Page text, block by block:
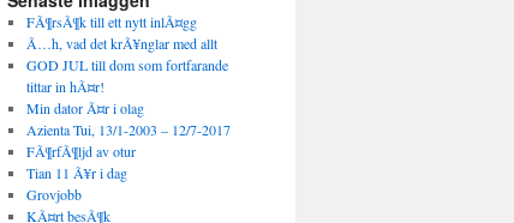
FÃ¶rsÃ¶k till ett nytt inlÃ¤gg
Ã…h, vad det krÃ¥nglar med allt
GOD JUL till dom som fortfarande
tittar in hÃ¤r!
Min dator Ã¤r i olag
Azienta Tui, 13/1-2003 – 12/7-2017
FÃ¶rfÃ¶ljd av otur
Tian 11 Ã¥r i dag
Grovjobb
KÃ¤rt besÃ¶k